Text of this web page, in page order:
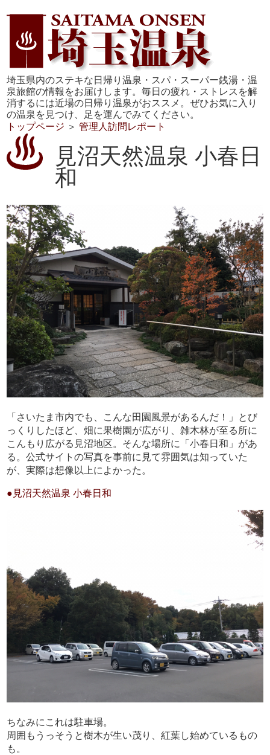
埼玉県内のステキな日帰り温泉・スパ・スーパー銭湯・温
泉旅館の情報をお届けします。毎日の疲れ・ストレスを解
消するには近場の日帰り温泉がおススメ。ぜひお気に入り
の温泉を見つけ、足を運んでみてください。
トップページ ＞管理人訪問レポート
見沼天然温泉 小春日
和
「さいたま市内でも、こんな田園風景があるんだ！」とび
っくりしたほど、畑に果樹園が広がり、雑木林が至る所に
こんもり広がる見沼地区。そんな場所に「小春日和」があ
る。公式サイトの写真を事前に見て雰囲気は知っていた
が、実際は想像以上によかった。
●見沼天然温泉 小春日和
ちなみにこれは駐車場。
周囲もうっそうと樹木が生い茂り、紅葉し始めているもの
も。